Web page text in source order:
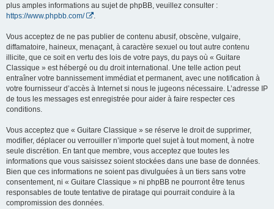
plus amples informations au sujet de phpBB, veuillez consulter :
https://www.phpbb.com/
Vous acceptez de ne pas publier de contenu abusif, obscène, vulgaire,
diffamatoire, haineux, menaçant, à caractère sexuel ou tout autre contenu
illicite, que ce soit en vertu des lois de votre pays, du pays où « Guitare
Classique » est hébergé ou du droit international. Une telle action peut
entraîner votre bannissement immédiat et permanent, avec une notification à
votre fournisseur d’accès à Internet si nous le jugeons nécessaire. L’adresse IP
de tous les messages est enregistrée pour aider à faire respecter ces
conditions.
Vous acceptez que « Guitare Classique » se réserve le droit de supprimer,
modifier, déplacer ou verrouiller n’importe quel sujet à tout moment, à notre
seule discrétion. En tant que membre, vous acceptez que toutes les
informations que vous saisissez soient stockées dans une base de données.
Bien que ces informations ne soient pas divulguées à un tiers sans votre
consentement, ni « Guitare Classique » ni phpBB ne pourront être tenus
responsables de toute tentative de piratage qui pourrait conduire à la
compromission des données.